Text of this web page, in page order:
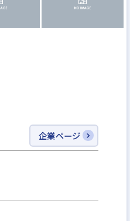
企業ページ